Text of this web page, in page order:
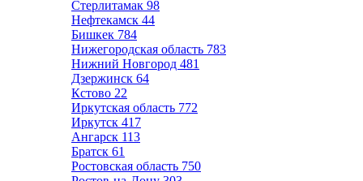
Стерлитамак 98
Нефтекамск 44
Бишкек 784
Нижегородская область 783
Нижний Новгород 481
Дзержинск 64
Кстово 22
Иркутская область 772
Иркутск 417
Ангарск 113
Братск 61
Ростовская область 750